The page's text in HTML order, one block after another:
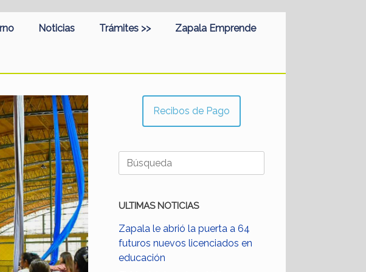
Noticias Trámites >> Zapala Emprende
Recibos de Pago
Buscar:
ULTIMAS NOTICIAS
Zapala le abrió la puerta a 64
futuros nuevos licenciados en
educación